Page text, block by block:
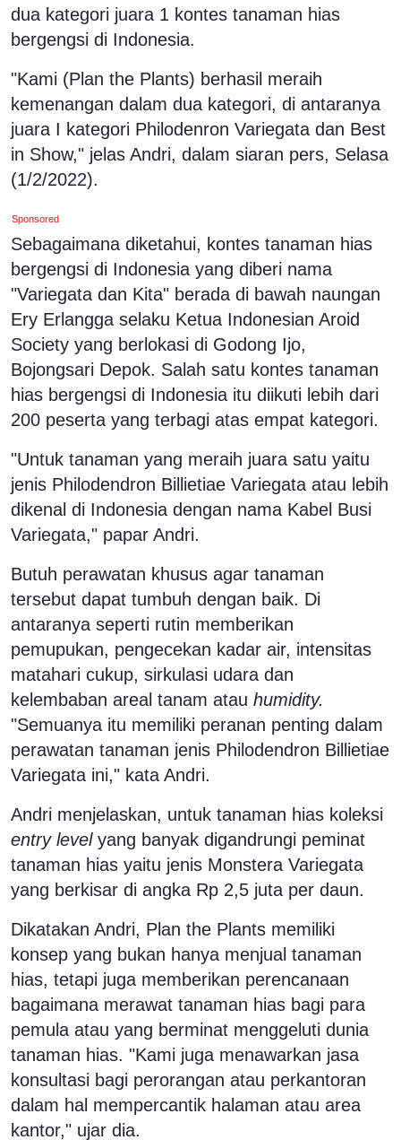
dua kategori juara 1 kontes tanaman hias
bergengsi di Indonesia.
"Kami (Plan the Plants) berhasil meraih
kemenangan dalam dua kategori, di antaranya
juara I kategori Philodenron Variegata dan Best
in Show," jelas Andri, dalam siaran pers, Selasa
(1/2/2022).
Sponsored
Sebagaimana diketahui, kontes tanaman hias
bergengsi di Indonesia yang diberi nama
"Variegata dan Kita" berada di bawah naungan
Ery Erlangga selaku Ketua Indonesian Aroid
Society yang berlokasi di Godong Ijo,
Bojongsari Depok. Salah satu kontes tanaman
hias bergengsi di Indonesia itu diikuti lebih dari
200 peserta yang terbagi atas empat kategori.
"Untuk tanaman yang meraih juara satu yaitu
jenis Philodendron Billietiae Variegata atau lebih
dikenal di Indonesia dengan nama Kabel Busi
Variegata," papar Andri.
Butuh perawatan khusus agar tanaman
tersebut dapat tumbuh dengan baik. Di
antaranya seperti rutin memberikan
pemupukan, pengecekan kadar air, intensitas
matahari cukup, sirkulasi udara dan
kelembaban areal tanam atau humidity.
"Semuanya itu memiliki peranan penting dalam
perawatan tanaman jenis Philodendron Billietiae
Variegata ini," kata Andri.
Andri menjelaskan, untuk tanaman hias koleksi
entry levelyang banyak digandrungi peminat
tanaman hias yaitu jenis Monstera Variegata
yang berkisar di angka Rp 2,5 juta per daun.
Dikatakan Andri, Plan the Plants memiliki
konsep yang bukan hanya menjual tanaman
hias, tetapi juga memberikan perencanaan
bagaimana merawat tanaman hias bagi para
pemula atau yang berminat menggeluti dunia
tanaman hias. "Kami juga menawarkan jasa
konsultasi bagi perorangan atau perkantoran
dalam hal mempercantik halaman atau area
kantor," ujar dia.